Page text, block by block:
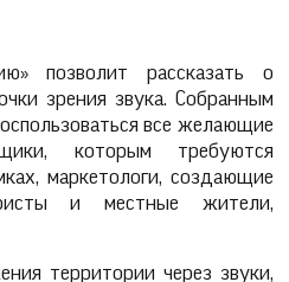
позволит рассказать о
зрения звука. Собранным
все желающие
которым требуются
маркетологи, создающие
и местные жители,
территории через звуки,